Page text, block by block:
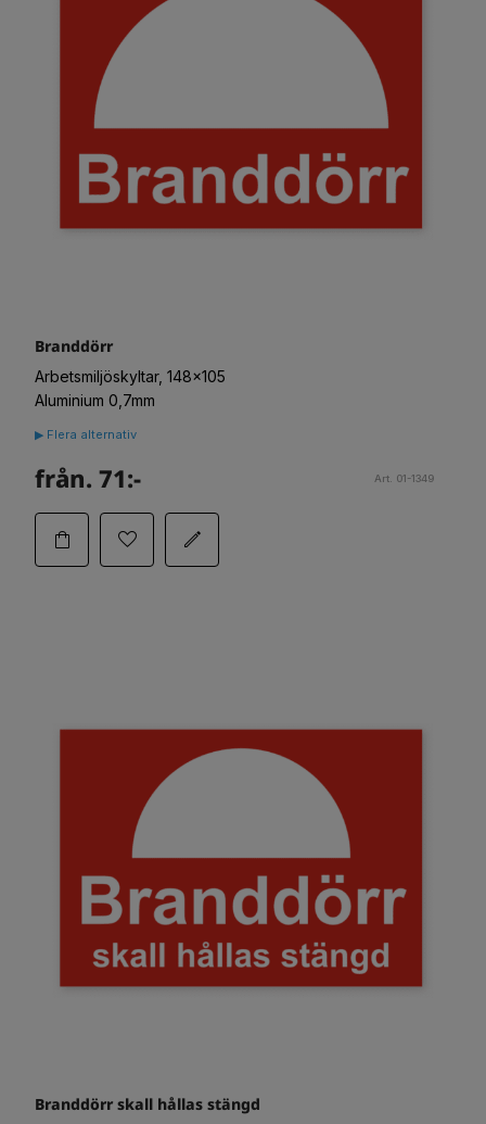
Branddörr
Arbetsmiljöskyltar, 148x105
Aluminium 0,7mm
▶ Flera alternativ
från. 71:- Art. 01-1349
Branddörr skall hållas stängd